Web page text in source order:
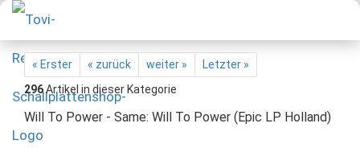
« Erster « zurück weiter »
Letzter »
296Artikel in dieser Kategorie
Will To Power - Same: Will To Power (Epic LP Holland)